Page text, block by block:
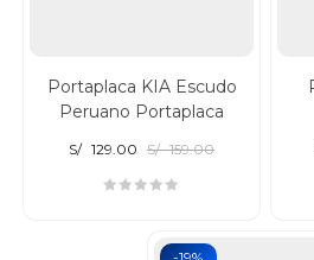
Portaplaca KIA Escudo
Peruano Portaplaca
S/ 159.00
S/ 129.00